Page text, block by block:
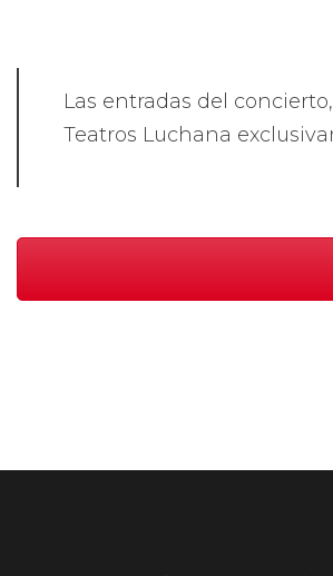
Las entradas del
Teatros Luchana